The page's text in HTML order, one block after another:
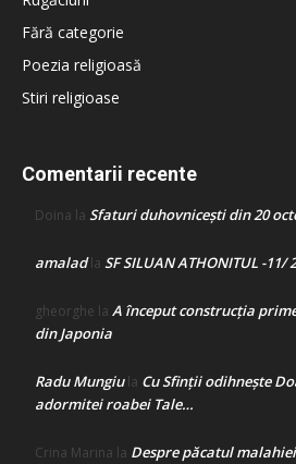
Fără categorie
Poezia religioasă
Stiri religioase
Comentarii recente
Doina la Sfaturi duhovnicești din 20
amaladla SF SILUAN ATHONITUL -11/
gheorghe la A început construcţia
din Japonia
Radu Mungiula Cu Sfinții odihnește
adormitei roabei Tale…
Crina Marina la Despre păcatul